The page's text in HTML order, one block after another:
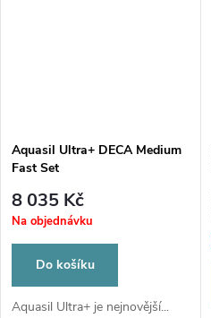
Aquasil Ultra+ DECA Medium
Fast Set
8 035 Kč
Na objednávku
Do košíku
Aquasil Ultra+ je nejnovější...